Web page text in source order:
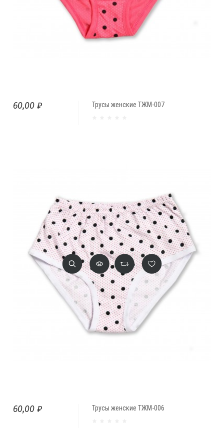
Трусы женские ТЖМ-007
60,00 ₽
Трусы женские ТЖМ-006
60,00 ₽